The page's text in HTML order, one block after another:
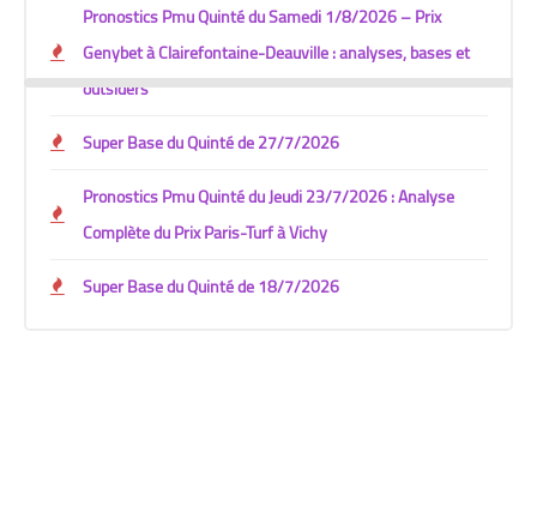
Pronostics Pmu Quinté du Samedi 1/8/2026 – Prix
Genybet à Clairefontaine-Deauville : analyses, bases et
outsiders
Super Base du Quinté de 27/7/2026
Pronostics Pmu Quinté du Jeudi 23/7/2026 : Analyse
Complète du Prix Paris-Turf à Vichy
Super Base du Quinté de 18/7/2026